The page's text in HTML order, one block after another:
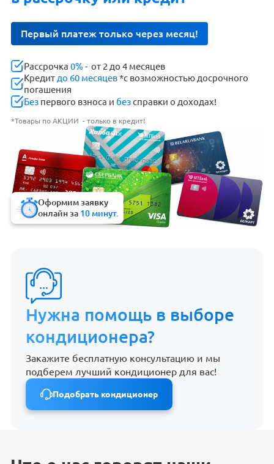
Первый платеж только через месяц!
Рассрочка0% - от 2 до 4 месяцев
Кредит до 60 месяцев*с возможностью досрочного
погашения
Без первого взноса и безсправки о доходах!
*Товары по АКЦИИ - только в кредит!
Оформим заявку
онлайн за 10 минут.
Нужна помощь в выборе
кондиционера?
Закажите бесплатную консультацию и мы
подберем лучший кондиционер для вас!
Подобрать кондиционер